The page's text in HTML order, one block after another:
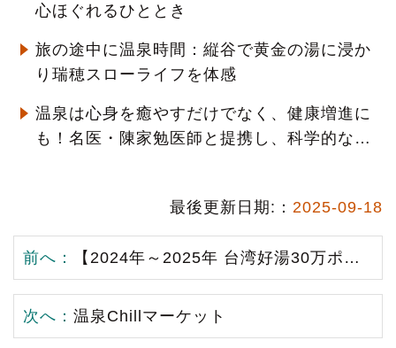
心ほぐれるひととき
旅の途中に温泉時間：縦谷で黄金の湯に浸か
り瑞穂スローライフを体感
温泉は心身を癒やすだけでなく、健康増進に
も！名医・陳家勉医師と提携し、科学的な
最後更新日期:： 2025-09-18
前へ： 【2024年～2025年 台湾好湯30万ポイント大放出】
次へ： 温泉Chillマーケット